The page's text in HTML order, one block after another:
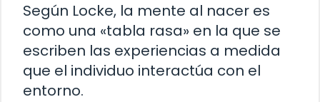
Según Locke, la mente al nacer es
como una «tabla rasa» en la que se
escriben las experiencias a medida
que el individuo interactúa con el
entorno.